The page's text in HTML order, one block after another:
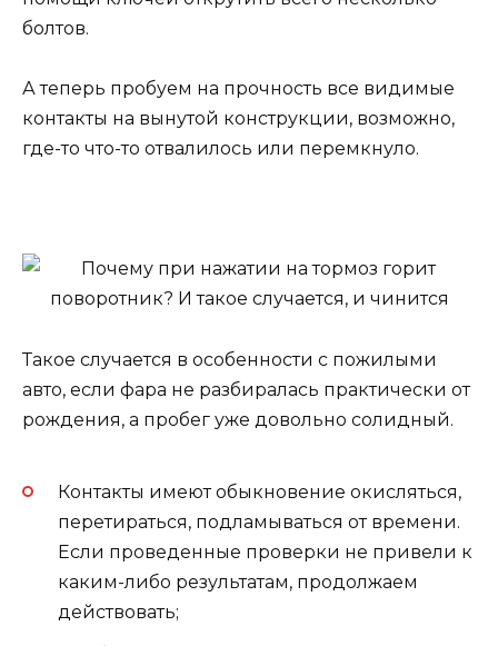
болтов.
А теперь пробуем на прочность все видимые
контакты на вынутой конструкции, возможно,
где-то что-то отвалилось или перемкнуло.
Такое случается в особенности с пожилыми
авто, если фара не разбиралась практически от
рождения, а пробег уже довольно солидный.
Контакты имеют обыкновение окисляться,
перетираться, подламываться от времени.
Если проведенные проверки не привели к
каким-либо результатам, продолжаем
действовать;